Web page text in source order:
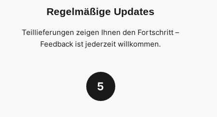
Regelmäßige Updates
Teillieferungen zeigen Ihnen den Fortschritt –
Feedback ist jederzeit willkommen.
5